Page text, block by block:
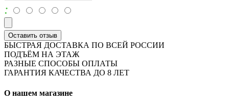
:
Оставить отзыв
БЫСТРАЯ ДОСТАВКА ПО ВСЕЙ РОССИИ
ПОДЪЁМ НА ЭТАЖ
РАЗНЫЕ СПОСОБЫ ОПЛАТЫ
ГАРАНТИЯ КАЧЕСТВА ДО 8 ЛЕТ
О нашем магазине